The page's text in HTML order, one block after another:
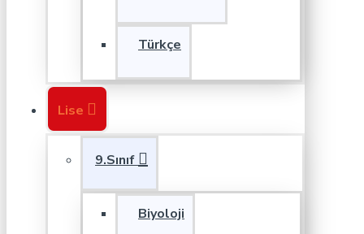
Türkçe
Lise
9.Sınıf
Biyoloji